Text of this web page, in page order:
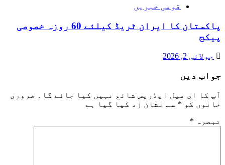
قومی خبریں
پاکستان کا ایران ٹریڈ کیلئے 60 روزہ خصوصی
پیکج
جولائی 2, 2026
جواب دیں
آپ کا ای میل ایڈریس شائع نہیں کیا جائے گا۔
ضروری
خانوں کو * سے نشان زد کیا گیا ہے
تبصرہ *